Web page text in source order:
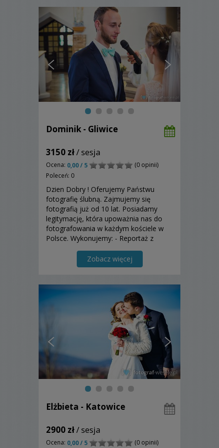
Dominik - Gliwice
3150 zł/ sesja
Ocena: 0,00 / 5
(0 opinii)
Poleceń: 0
Dzien Dobry ! Oferujemy Państwu
fotografię ślubną. Zajmujemy się
fotografią już od 10 lat. Posiadamy
legitymację, która upoważnia nas do
fotografowania w każdym kościele w
Polsce. Wykonujemy: - Reportaż z
błogosławieństwem. - Reportaż z
ceremoni ślubnej wraz z życzeniami. -
o...
Zobacz więcej
Elżbieta - Katowice
2900 zł/ sesja
Ocena: 0,00 / 5 (0 opinii)